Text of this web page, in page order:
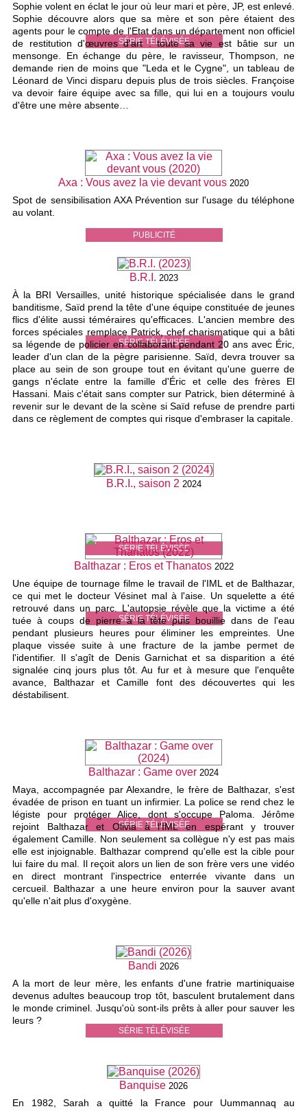
SÉRIE TÉLÉVISÉE
Sophie volent en éclat le jour où leur mari et père, JP, est enlevé.
Sophie découvre alors que sa mère et son père étaient des
agents pour le compte de l'Etat dans un département non officiel
de restitution d'œuvres d'art : toute sa vie est bâtie sur un
mensonge. En échange du père, le ravisseur, Thompson, ne
demande rien de moins que "Leda et le Cygne", un tableau de
Léonard de Vinci disparu depuis plus de trois siècles. Françoise
va devoir faire équipe avec sa fille, qui lui en a toujours voulu
d'être une mère absente…
PUBLICITÉ
Axa : Vous avez la vie devant vous 2020
Spot de sensibilisation AXA Prévention sur l'usage du téléphone
au volant.
SÉRIE TÉLÉVISÉE
B.R.I. 2023
À la BRI Versailles, unité historique spécialisée dans le grand
banditisme, Saïd prend la tête d'une équipe constituée de jeunes
flics d'élite aussi téméraires qu'efficaces. L'ancien membre des
forces spéciales remplace Patrick, chef charismatique qui a bâti
sa légende de policier en collaborant pendant 20 ans avec Éric,
leader d'un clan de la pègre parisienne. Saïd, devra trouver sa
place au sein de son groupe tout en évitant qu'une guerre de
gangs n'éclate entre la famille d'Éric et celle des frères El
Hassani. Mais c'était sans compter sur Patrick, bien déterminé à
revenir sur le devant de la scène si Saïd refuse de prendre parti
dans ce règlement de comptes qui risque d'embraser la capitale.
SÉRIE TÉLÉVISÉE
B.R.I., saison 2 2024
SÉRIE TÉLÉVISÉE
Balthazar : Eros et Thanatos 2022
Une équipe de tournage filme le travail de l'IML et de Balthazar,
ce qui met le docteur Vésinet mal à l'aise. Un squelette a été
retrouvé dans un parc. L'autopsie révèle que la victime a été
tuée à coups de pierre à la tête puis bouillie dans de l'eau
pendant plusieurs heures pour éliminer les empreintes. Une
plaque vissée suite à une fracture de la jambe permet de
l'identifier. Il s'agît de Denis Garnichat et sa disparition a été
signalée cinq jours plus tôt. Au fur et à mesure que l'enquête
avance, Balthazar et Camille font des découvertes qui les
déstabilisent.
SÉRIE TÉLÉVISÉE
Balthazar : Game over 2024
Maya, accompagnée par Alexandre, le frère de Balthazar, s'est
évadée de prison en tuant un infirmier. La police se rend chez le
légiste pour protéger Alice, dont s'occupe Paloma. Jérôme
rejoint Balthazar et Olivia à l'IML en espérant y trouver
également Camille. Non seulement sa collègue n'y est pas mais
elle est injoignable. Balthazar comprend qu'elle est la cible pour
lui faire du mal. Il reçoit alors un lien de son frère vers une vidéo
en direct montrant l'inspectrice enterrée vivante dans un
cercueil. Balthazar a une heure environ pour la sauver avant
qu'elle n'ait plus d'oxygène.
SÉRIE TÉLÉVISÉE
Bandi 2026
A la mort de leur mère, les enfants d'une fratrie martiniquaise
devenus adultes beaucoup trop tôt, basculent brutalement dans
le monde criminel. Jusqu'où sont-ils prêts à aller pour sauver les
leurs ?
Banquise 2026
En 1982, Sarah a quitté la France pour Uummannaq au